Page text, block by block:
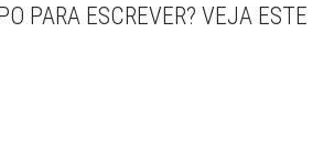
PARA ESCREVER? VEJA ESTE